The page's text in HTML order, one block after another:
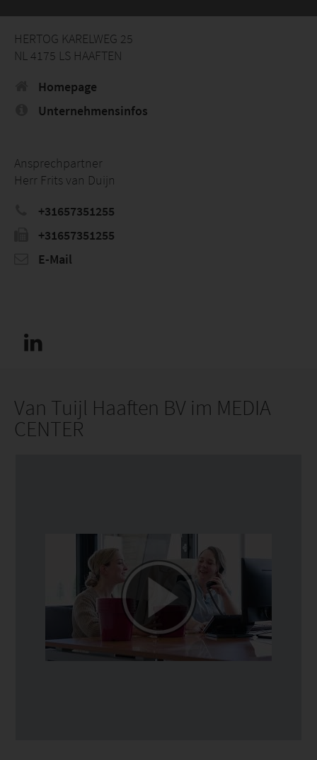
HERTOG KARELWEG 25
NL 4175 LS HAAFTEN
Homepage
Unternehmensinfos
Ansprechpartner
Herr Frits van Duijn
+31657351255
+31657351255
E-Mail
Van Tuijl Haaften BV im MEDIA
CENTER